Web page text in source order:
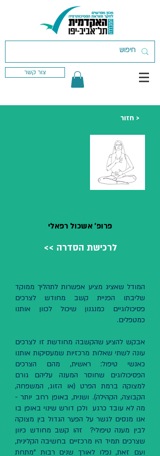
צור קשר
חזור >
פרופ' אשכול רפאלי
<< לרכישת הסדרה
המודל שאציג מציע אפשרות לתהליך ממוקד
שליבתו הפניית קשב מחודש לצרכים
פסיכולוגיים כמנגנון שיכול לכוון אותנו
כמטפלים.
אבקש להציע שהקשבה מחודשת זו לצרכים
עונה לשתי שאלות מרכזיות שמעסיקות אותנו
כאנשי טיפול: ראשית, מהם הצרכים
הפסיכולוגים שחוסר המענה עליהם גורם
למצוקה ברמת הפרט (או הזוג, המשפחה,
הקבוצה, הקהילה). ושנית, באופן רחב יותר -
מה לא עובד כרגע ולכן דורש שינוי באופן בו
אנו מנסים לגשר על הפער הגדול בין מצוקה
לבין מענה טיפולי? זהו קשב מחודש כיוון
שצרכים תמיד היו מרכזיים בחשיבה הקלינית,
ועם זאת, נפלו לאורך שנים רבות "מתחת